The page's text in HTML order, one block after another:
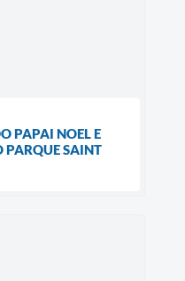
PAPAI NOEL E
PARQUE SAINT